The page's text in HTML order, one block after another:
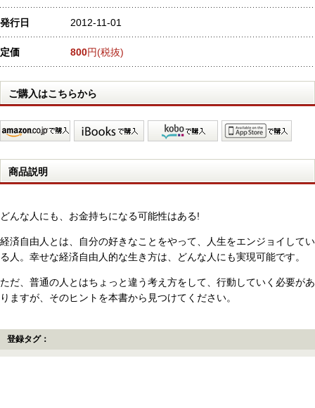
発行日 2012-11-01
定価 800円(税抜)
ご購入はこちらから
商品説明
どんな人にも、お金持ちになる可能性はある!
経済自由人とは、自分の好きなことをやって、人生をエンジョイしてい
る人。幸せな経済自由人的な生き方は、どんな人にも実現可能です。
ただ、普通の人とはちょっと違う考え方をして、行動していく必要があ
りますが、そのヒントを本書から見つけてください。
登録タグ：